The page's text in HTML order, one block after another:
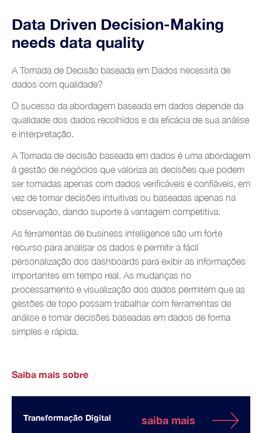
Data Driven Decision-Making
needs data quality
A Tomada de Decisão baseada em Dados necessita de
dados com qualidade?
O sucesso da abordagem baseada em dados depende da
qualidade dos dados recolhidos e da eficácia de sua análise
e interpretação.
A Tomada de decisão baseada em dados é uma abordagem
à gestão de negócios que valoriza as decisões que podem
ser tomadas apenas com dados verificáveis e confiáveis, em
vez de tomar decisões intuitivas ou baseadas apenas na
observação, dando suporte à vantagem competitiva.
As ferramentas de business intelligence são um forte
recurso para analisar os dados e permitir a fácil
personalização dos dashboards para exibir as informações
importantes em tempo real. As mudanças no
processamento e visualização dos dados permitem que as
gestões de topo possam trabalhar com ferramentas de
análise e tomar decisões baseadas em dados de forma
simples e rápida.
Saiba mais sobre
Transformação Digital saiba mais